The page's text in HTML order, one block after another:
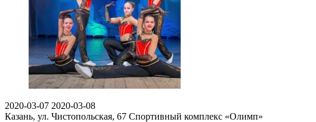
2020-03-07 2020-03-08
Казань, ул. Чистопольская, 67 Спортивный комплекс «Олимп»